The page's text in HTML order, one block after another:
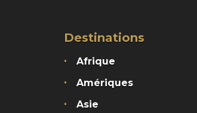
Destinations
Afrique
Amériques
Asie